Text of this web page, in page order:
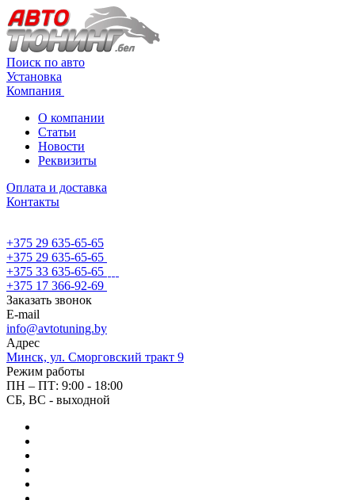
Поиск по авто
Установка
Компания
О компании
Статьи
Новости
Реквизиты
Оплата и доставка
Контакты
+375 29 635-65-65
+375 29 635-65-65
+375 33 635-65-65
+375 17 366-92-69
Заказать звонок
E-mail
info@avtotuning.by
Адрес
Минск, ул. Сморговский тракт 9
Режим работы
ПН – ПТ: 9:00 - 18:00
СБ, ВС - выходной